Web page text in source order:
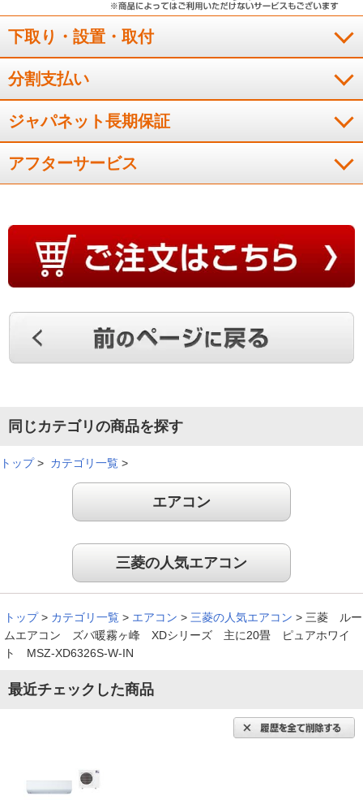
※15 エアコンやその周辺、お部屋にいる人の状態などを事前
アプリ」によるスマートフォンからの操作やスマートスピーカーを使用して
の操作が可能になります。「MyMUアプリ」を使用するために、以下のものや
環境をご用意ください。・スマートフォン（対応OS：Android™8以上、
iOS14以上）・インターネット回線（常時接続可能なブロードバンド回線、
FTTH（光ファイバー）、CATV(ケーブルTV）など。インターネット通信料は
お客様のご負担となります。）・ルーター。詳しくは取扱説明書をご覧くだ
さい。
下取り・設置・取付
分割支払い
ジャパネット長期保証
アフターサービス
同じカテゴリの商品を探す
トップ> カテゴリ一覧 >
エアコン
三菱の人気エアコン
トップ > カテゴリ一覧 > エアコン > 三菱の人気エアコン > 三菱 ルー
ムエアコン ズバ暖霧ヶ峰 XDシリーズ 主に20畳 ピュアホワイ
ト MSZ-XD6326S-W-IN
最近チェックした商品